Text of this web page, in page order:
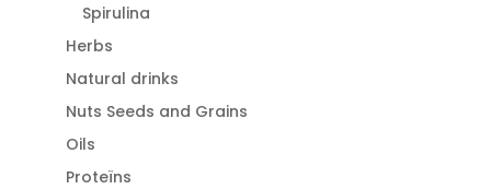
Spirulina
Herbs
Natural drinks
Nuts Seeds and Grains
Oils
Proteïns